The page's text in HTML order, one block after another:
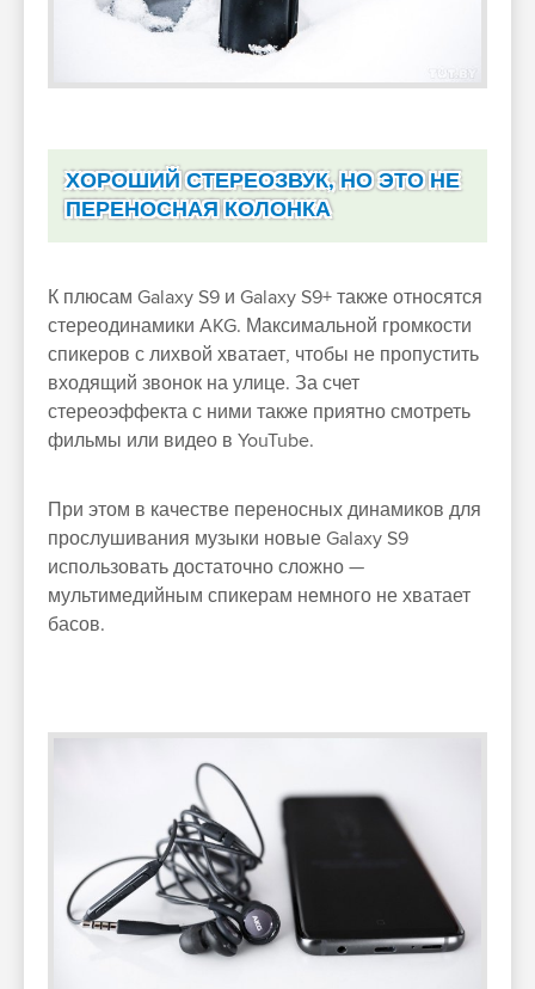
ХОРОШИЙ СТЕРЕОЗВУК, НО ЭТО НЕ
ПЕРЕНОСНАЯ КОЛОНКА
К плюсам Galaxy S9 и Galaxy S9+ также относятся
стереодинамики AKG. Максимальной громкости
спикеров с лихвой хватает, чтобы не пропустить
входящий звонок на улице. За счет
стереоэффекта с ними также приятно смотреть
фильмы или видео в YouTube.
При этом в качестве переносных динамиков для
прослушивания музыки новые Galaxy S9
использовать достаточно сложно —
мультимедийным спикерам немного не хватает
басов.